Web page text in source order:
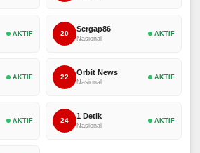
AKTIF 20
Sergap86
Nasional
AKTIF
AKTIF 22
Orbit News
Nasional
AKTIF
AKTIF 24
1 Detik
Nasional
AKTIF